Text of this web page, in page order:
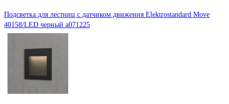
Подсветка для лестниц с датчиком движения Elektrostandard Move
40158/LED черный a071225